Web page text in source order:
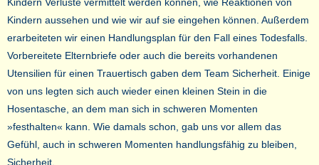
Kindern aussehen und wie wir auf sie eingehen können. Außerdem
erarbeiteten wir einen Handlungsplan für den Fall eines Todesfalls.
Vorbereitete Elternbriefe oder auch die bereits vorhandenen
Utensilien für einen Trauertisch gaben dem Team Sicherheit. Einige
von uns legten sich auch wieder einen kleinen Stein in die
Hosentasche, an dem man sich in schweren Momenten
»festhalten« kann. Wie damals schon, gab uns vor allem das
Gefühl, auch in schweren Momenten handlungsfähig zu bleiben,
Sicherheit.